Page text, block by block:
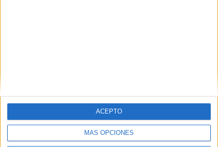
MÁS OPCIONES
ACEPTO